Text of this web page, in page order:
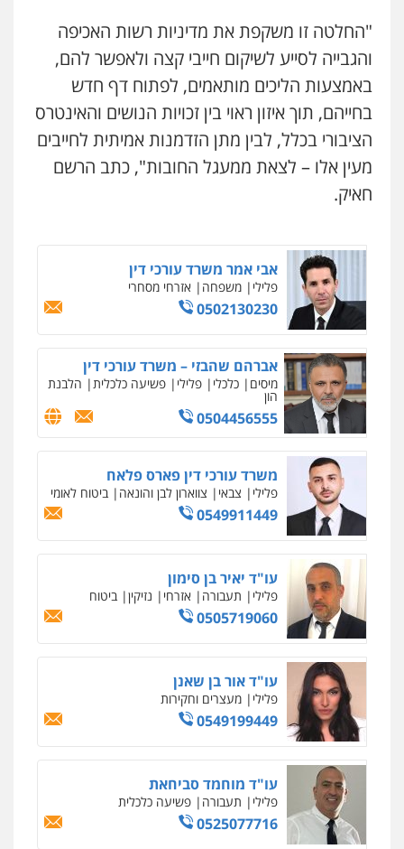
"החלטה זו משקפת את מדיניות רשות האכיפה
והגבייה לסייע לשיקום חייבי קצה ולאפשר להם,
באמצעות הליכים מותאמים, לפתוח דף חדש
בחייהם, תוך איזון ראוי בין זכויות הנושים והאינטרס
הציבורי בכלל, לבין מתן הזדמנות אמיתית לחייבים
מעין אלו – לצאת ממעגל החובות", כתב הרשם
חאיק.
עו"ד שאדי כבהא
פלילי עורכי דין לענייני אסירים
0525556970
מצגר ושות', חברת עורכי דין
נדל"ן / עסקים משפחה תעבורה כלכלי
אבי אמר משרד עורכי דין
פלילי משפחה אזרחי מסחרי
0502130230
אברהם שהבזי – משרד עורכי דין
מיסים כלכלי פלילי פשיעה כלכלית הלבנת
הון
0504456555
משרד עורכי דין פארס פלאח
פלילי צבאי צווארון לבן והונאה ביטוח לאומי
0549911449
עו"ד יאיר בן סימון
פלילי תעבורה אזרחי נזיקין ביטוח
0505719060
עו"ד אור בן שאנן
פלילי מעצרים וחקירות
0549199449
עו"ד מוחמד סביחאת
פלילי תעבורה פשיעה כלכלית
0525077716